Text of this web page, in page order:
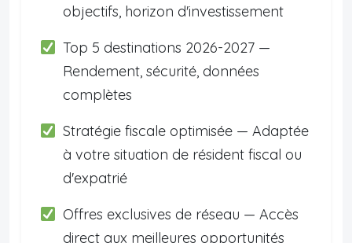
objectifs, horizon d'investissement
Top 5 destinations 2026-2027 —
Rendement, sécurité, données
complètes
Stratégie fiscale optimisée — Adaptée
à votre situation de résident fiscal ou
d'expatrié
Offres exclusives de réseau — Accès
direct aux meilleures opportunités